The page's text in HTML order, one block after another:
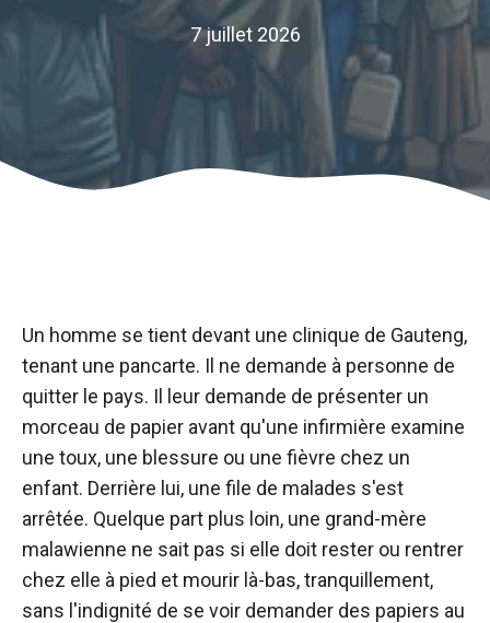
7 juillet 2026
Un homme se tient devant une clinique de Gauteng,
tenant une pancarte. Il ne demande à personne de
quitter le pays. Il leur demande de présenter un
morceau de papier avant qu'une infirmière examine
une toux, une blessure ou une fièvre chez un
enfant. Derrière lui, une file de malades s'est
arrêtée. Quelque part plus loin, une grand-mère
malawienne ne sait pas si elle doit rester ou rentrer
chez elle à pied et mourir là-bas, tranquillement,
sans l'indignité de se voir demander des papiers au